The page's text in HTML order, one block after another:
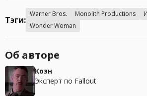
Тэги:
Warner Bros. Monolith Productions
Wonder Woman
Об авторе
Коэн
Эксперт по Fallout